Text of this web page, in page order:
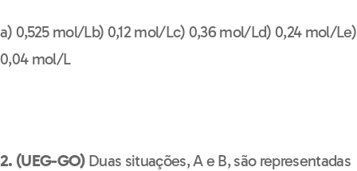
a) 0,525 mol/Lb) 0,12 mol/Lc) 0,36 mol/Ld) 0,24 mol/Le)
0,04 mol/L
2. (UEG-GO)Duas situações, A e B, são representadas